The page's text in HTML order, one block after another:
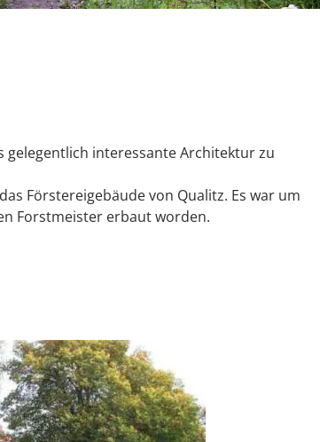
gelegentlich interessante Architektur zu
Förstereigebäude von Qualitz. Es war um
Forstmeister erbaut worden.